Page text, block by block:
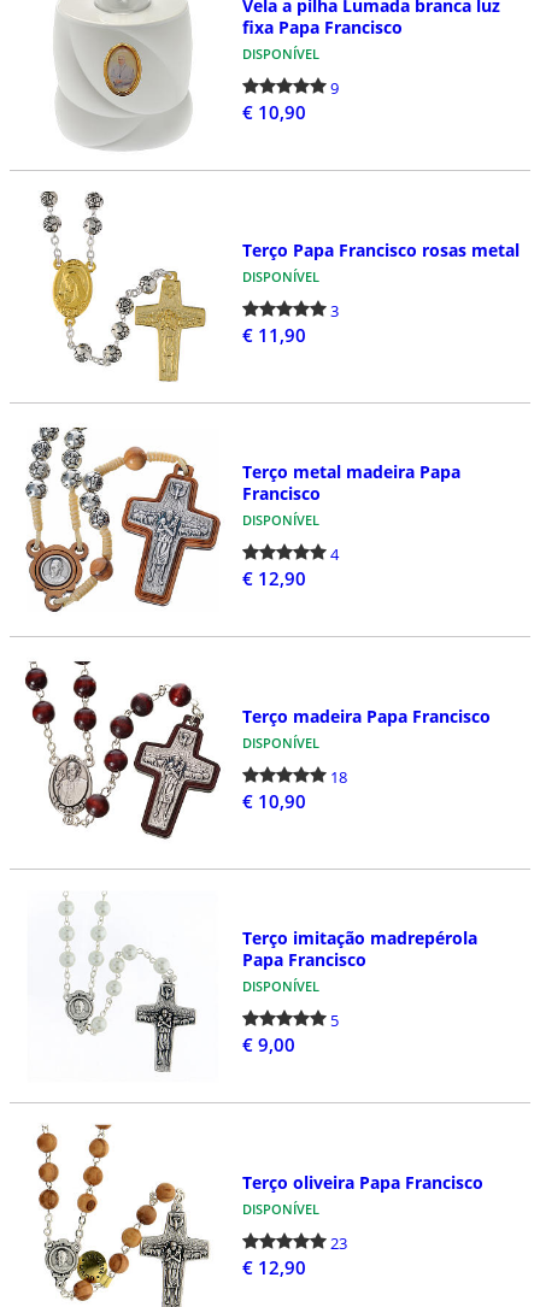
Vela a pilha Lumada branca luz
fixa Papa Francisco
DISPONÍVEL
9
€ 10,90
Terço Papa Francisco rosas metal
DISPONÍVEL
3
€ 11,90
Terço metal madeira Papa
Francisco
DISPONÍVEL
4
€ 12,90
Terço madeira Papa Francisco
DISPONÍVEL
18
€ 10,90
Terço imitação madrepérola
Papa Francisco
DISPONÍVEL
5
€ 9,00
Terço oliveira Papa Francisco
DISPONÍVEL
23
€ 12,90